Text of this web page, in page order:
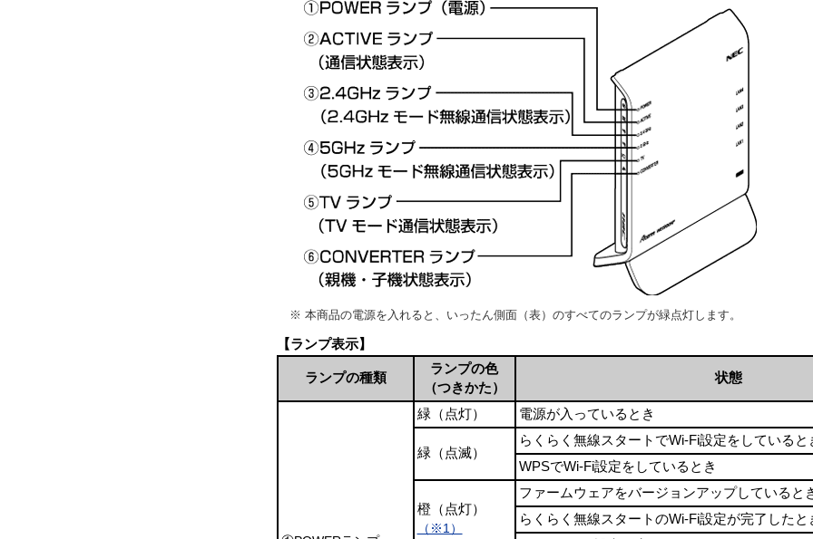
※ 本商品の電源を入れると、いったん側面（表）のすべてのランプが緑点灯します。
【ランプ表示】
ランプの種類
ランプの色
（つきかた）
状態
緑（点灯） 電源が入っているとき
緑（点滅）
らくらく無線スタートでWi-Fi設定をしていると
WPSでWi-Fi設定をしているとき
橙（点灯）
（※1）
ファームウェアをバージョンアップしていると
らくらく無線スタートのWi-Fi設定が完了したと